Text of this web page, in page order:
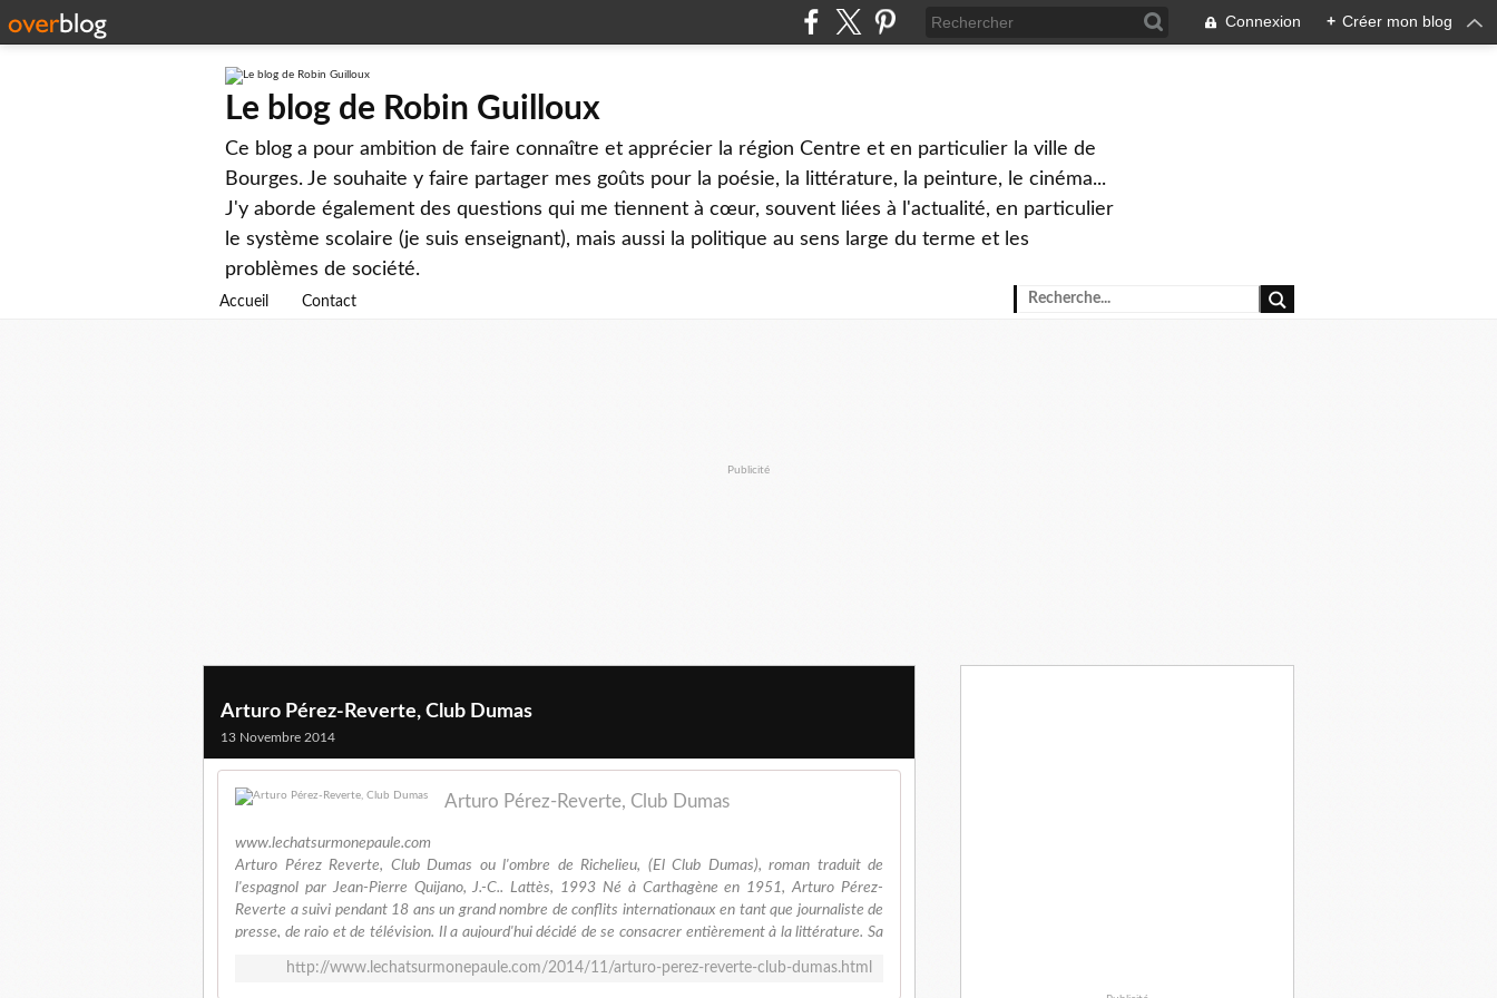
Connexion + Créer mon blog
Le blog de Robin Guilloux
Ce blog a pour ambition de faire connaître et apprécier la région Centre et en particulier la ville de
Bourges. Je souhaite y faire partager mes goûts pour la poésie, la littérature, la peinture, le cinéma...
J'y aborde également des questions qui me tiennent à cœur, souvent liées à l'actualité, en particulier
le système scolaire (je suis enseignant), mais aussi la politique au sens large du terme et les
problèmes de société.
Accueil Contact
Publicité
Arturo Pérez-Reverte, Club Dumas
13 Novembre 2014
Arturo Pérez-Reverte, Club Dumas
www.lechatsurmonepaule.com
Arturo Pérez Reverte, Club Dumas ou l'ombre de Richelieu, (El Club Dumas), roman traduit de
l'espagnol par Jean-Pierre Quijano, J.-C.. Lattès, 1993 Né à Carthagène en 1951, Arturo Pérez-
Reverte a suivi pendant 18 ans un grand nombre de conflits internationaux en tant que journaliste de
presse, de raio et de télévision. Il a aujourd'hui décidé de se consacrer entièrement à la littérature. Sa
ensuite une étape importante avec Le Tableau du maître flamand qui a obtenu le Grand Prix de
http://www.lechatsurmonepaule.com/2014/11/arturo-perez-reverte-club-dumas.html